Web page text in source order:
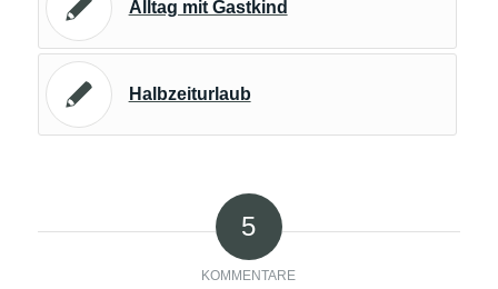
Alltag mit Gastkind
Halbzeiturlaub
5
KOMMENTARE